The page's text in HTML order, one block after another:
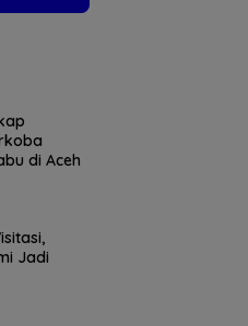
di Aceh
Jadi